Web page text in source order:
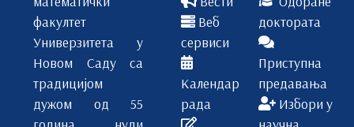
факултет
Универзитета у
Новом Саду са
традицијом
дужом од 55
Веб
сервиси
Календар
рада
доктората
Приступна
предавања
Избори у